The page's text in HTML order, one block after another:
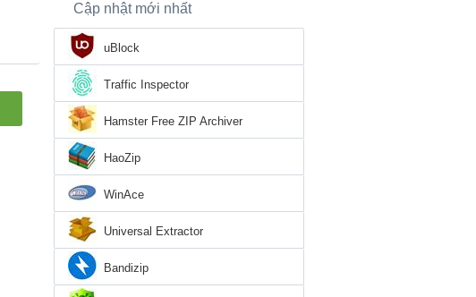
Cập nhật mới nhất
uBlock
Traffic Inspector
Hamster Free ZIP Archiver
HaoZip
WinAce
Universal Extractor
Bandizip